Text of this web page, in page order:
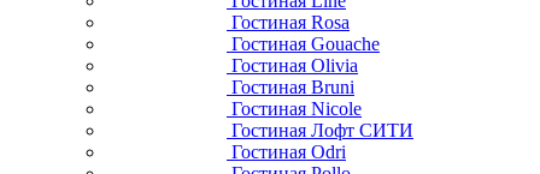
Гостиная Rosa
Гостиная Gouache
Гостиная Olivia
Гостиная Bruni
Гостиная Nicole
Гостиная Лофт СИТИ
Гостиная Odri